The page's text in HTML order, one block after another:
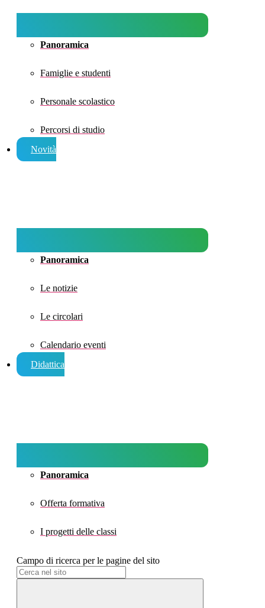
Panoramica
Famiglie e studenti
Personale scolastico
Percorsi di studio
Novità
Panoramica
Le notizie
Le circolari
Calendario eventi
Didattica
Panoramica
Offerta formativa
I progetti delle classi
Campo di ricerca per le pagine del sito